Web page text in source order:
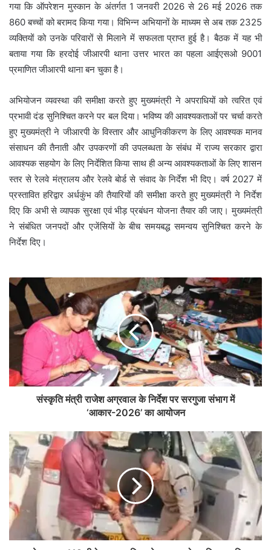
गया कि ऑपरेशन मुस्कान के अंतर्गत 1 जनवरी 2026 से 26 मई 2026 तक
860 बच्चों को बरामद किया गया। विभिन्न अभियानों के माध्यम से अब तक 2325
व्यक्तियों को उनके परिवारों से मिलाने में सफलता प्राप्त हुई है। बैठक में यह भी
बताया गया कि हरदोई जीआरपी थाना उत्तर भारत का पहला आईएसओ 9001
प्रमाणित जीआरपी थाना बन चुका है।
अभियोजन व्यवस्था की समीक्षा करते हुए मुख्यमंत्री ने अपराधियों को त्वरित एवं
प्रभावी दंड सुनिश्चित करने पर बल दिया। भविष्य की आवश्यकताओं पर चर्चा करते
हुए मुख्यमंत्री ने जीआरपी के विस्तार और आधुनिकीकरण के लिए आवश्यक मानव
संसाधन की तैनाती और उपकरणों की उपलब्धता के संबंध में राज्य सरकार द्वारा
आवश्यक सहयोग के लिए निर्देशित किया साथ ही अन्य आवश्यकताओं के लिए शासन
स्तर से रेलवे मंत्रालय और रेलवे बोर्ड से संवाद के निर्देश भी दिए। वर्ष 2027 में
प्रस्तावित हरिद्वार अर्धकुंभ की तैयारियों की समीक्षा करते हुए मुख्यमंत्री ने निर्देश
दिए कि अभी से व्यापक सुरक्षा एवं भीड़ प्रबंधन योजना तैयार की जाए। मुख्यमंत्री
ने संबंधित जनपदों और एजेंसियों के बीच समयबद्ध समन्वय सुनिश्चित करने के
निर्देश दिए।
संस्कृति मंत्री राजेश अग्रवाल के निर्देश पर सरगुजा संभाग में
‘आकार-2026’ का आयोजन